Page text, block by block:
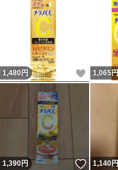
1,480 円 いい
1,065円
1,390円 いい
1,140円